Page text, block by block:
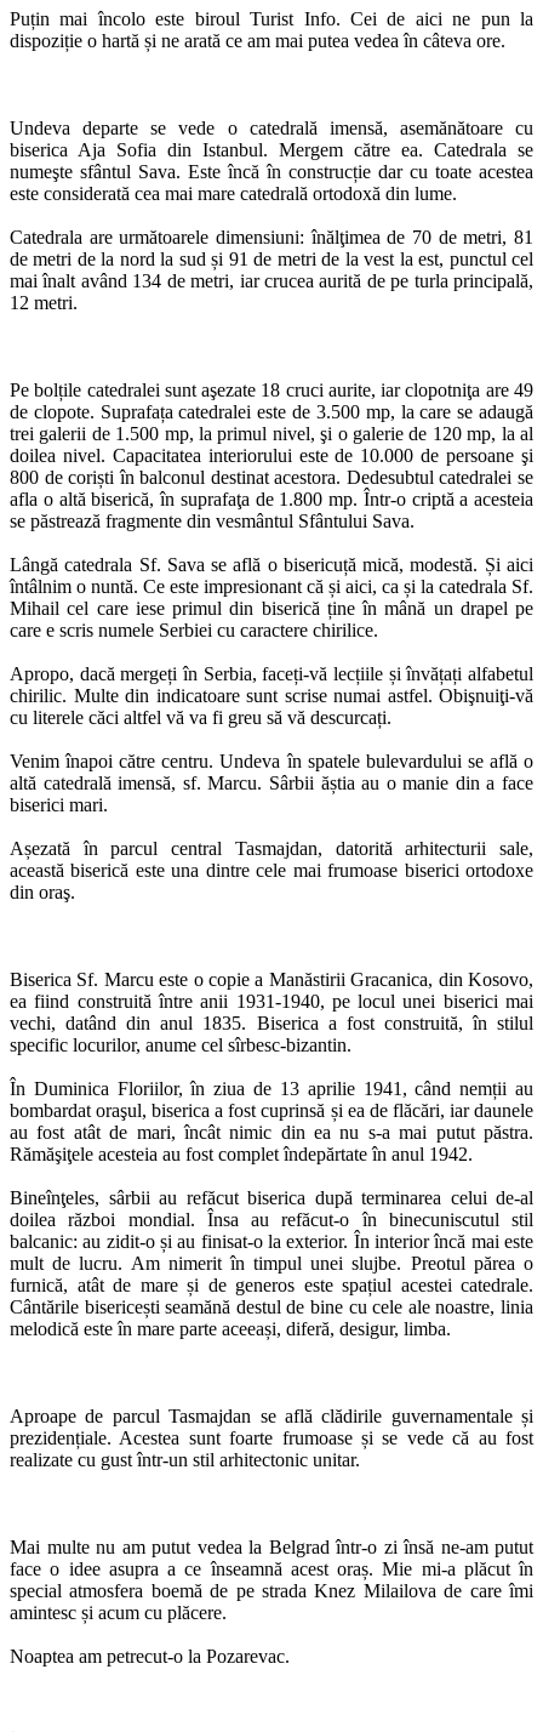
Puțin mai încolo este biroul Turist Info. Cei de aici ne pun la
dispoziție o hartă și ne arată ce am mai putea vedea în câteva ore.
Undeva departe se vede o catedrală imensă, asemănătoare cu
biserica Aja Sofia din Istanbul. Mergem către ea. Catedrala se
numeşte sfântul Sava. Este încă în construcție dar cu toate acestea
este considerată cea mai mare catedrală ortodoxă din lume.
Catedrala are următoarele dimensiuni: înălţimea de 70 de metri, 81
de metri de la nord la sud și 91 de metri de la vest la est, punctul cel
mai înalt având 134 de metri, iar crucea aurită de pe turla principală,
12 metri.
Pe bolțile catedralei sunt aşezate 18 cruci aurite, iar clopotniţa are 49
de clopote. Suprafața catedralei este de 3.500 mp, la care se adaugă
trei galerii de 1.500 mp, la primul nivel, şi o galerie de 120 mp, la al
doilea nivel. Capacitatea interiorului este de 10.000 de persoane şi
800 de coriști în balconul destinat acestora. Dedesubtul catedralei se
afla o altă biserică, în suprafaţa de 1.800 mp. Într-o criptă a acesteia
se păstrează fragmente din vesmântul Sfântului Sava.
Lângă catedrala Sf. Sava se află o bisericuță mică, modestă. Și aici
întâlnim o nuntă. Ce este impresionant că și aici, ca și la catedrala Sf.
Mihail cel care iese primul din biserică ține în mână un drapel pe
care e scris numele Serbiei cu caractere chirilice.
Apropo, dacă mergeți în Serbia, faceți-vă lecțiile și învățați alfabetul
chirilic. Multe din indicatoare sunt scrise numai astfel. Obişnuiţi-vă
cu literele căci altfel vă va fi greu să vă descurcați.
Venim înapoi către centru. Undeva în spatele bulevardului se află o
altă catedrală imensă, sf. Marcu. Sârbii ăștia au o manie din a face
biserici mari.
Așezată în parcul central Tasmajdan, datorită arhitecturii sale,
această biserică este una dintre cele mai frumoase biserici ortodoxe
din oraş.
Biserica Sf. Marcu este o copie a Manăstirii Gracanica, din Kosovo,
ea fiind construită între anii 1931-1940, pe locul unei biserici mai
vechi, datând din anul 1835. Biserica a fost construită, în stilul
specific locurilor, anume cel sîrbesc-bizantin.
În Duminica Floriilor, în ziua de 13 aprilie 1941, când nemții au
bombardat oraşul, biserica a fost cuprinsă și ea de flăcări, iar daunele
au fost atât de mari, încât nimic din ea nu s-a mai putut păstra.
Rămăşiţele acesteia au fost complet îndepărtate în anul 1942.
Bineînţeles, sârbii au refăcut biserica după terminarea celui de-al
doilea război mondial. Însa au refăcut-o în binecuniscutul stil
balcanic: au zidit-o și au finisat-o la exterior. În interior încă mai este
mult de lucru. Am nimerit în timpul unei slujbe. Preotul părea o
furnică, atât de mare și de generos este spațiul acestei catedrale.
Cântările bisericești seamănă destul de bine cu cele ale noastre, linia
melodică este în mare parte aceeași, diferă, desigur, limba.
Aproape de parcul Tasmajdan se află clădirile guvernamentale și
prezidențiale. Acestea sunt foarte frumoase și se vede că au fost
realizate cu gust într-un stil arhitectonic unitar.
Mai multe nu am putut vedea la Belgrad într-o zi însă ne-am putut
face o idee asupra a ce înseamnă acest oraș. Mie mi-a plăcut în
special atmosfera boemă de pe strada Knez Milailova de care îmi
amintesc și acum cu plăcere.
Noaptea am petrecut-o la Pozarevac.